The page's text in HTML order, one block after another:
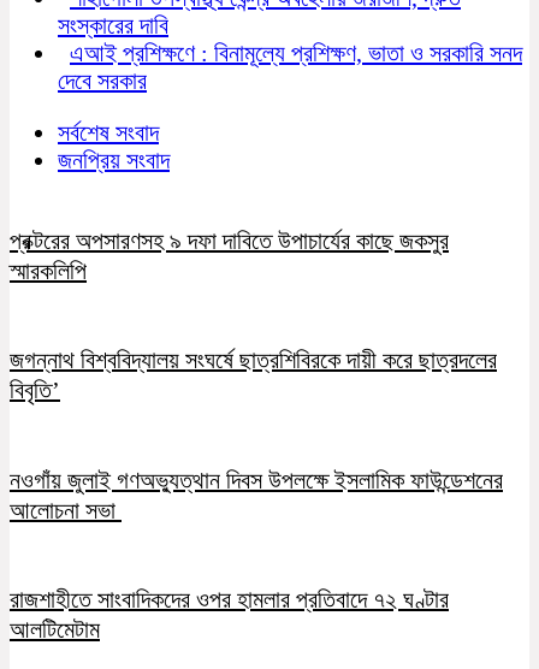
সংস্কারের দাবি
এআই প্রশিক্ষণে : বিনামূল্যে প্রশিক্ষণ, ভাতা ও সরকারি সনদ
দেবে সরকার
সর্বশেষ সংবাদ
জনপ্রিয় সংবাদ
প্রক্টরের অপসারণসহ ৯ দফা দাবিতে উপাচার্যের কাছে জকসুর
স্মারকলিপি
জগন্নাথ বিশ্ববিদ্যালয় সংঘর্ষে ছাত্রশিবিরকে দায়ী করে ছাত্রদলের
বিবৃতি’
নওগাঁয় জুলাই গণঅভ্যুত্থান দিবস উপলক্ষে ইসলামিক ফাউন্ডেশনের
আলোচনা সভা
রাজশাহীতে সাংবাদিকদের ওপর হামলার প্রতিবাদে ৭২ ঘণ্টার
আলটিমেটাম